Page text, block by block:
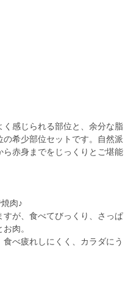
感じられる部位と、余分な脂
希少部位セットです。自然派
赤身までをじっくりとご堪能
肉♪
すが、食べてびっくり、さっぱ
肉。
べ疲れしにくく、カラダにう